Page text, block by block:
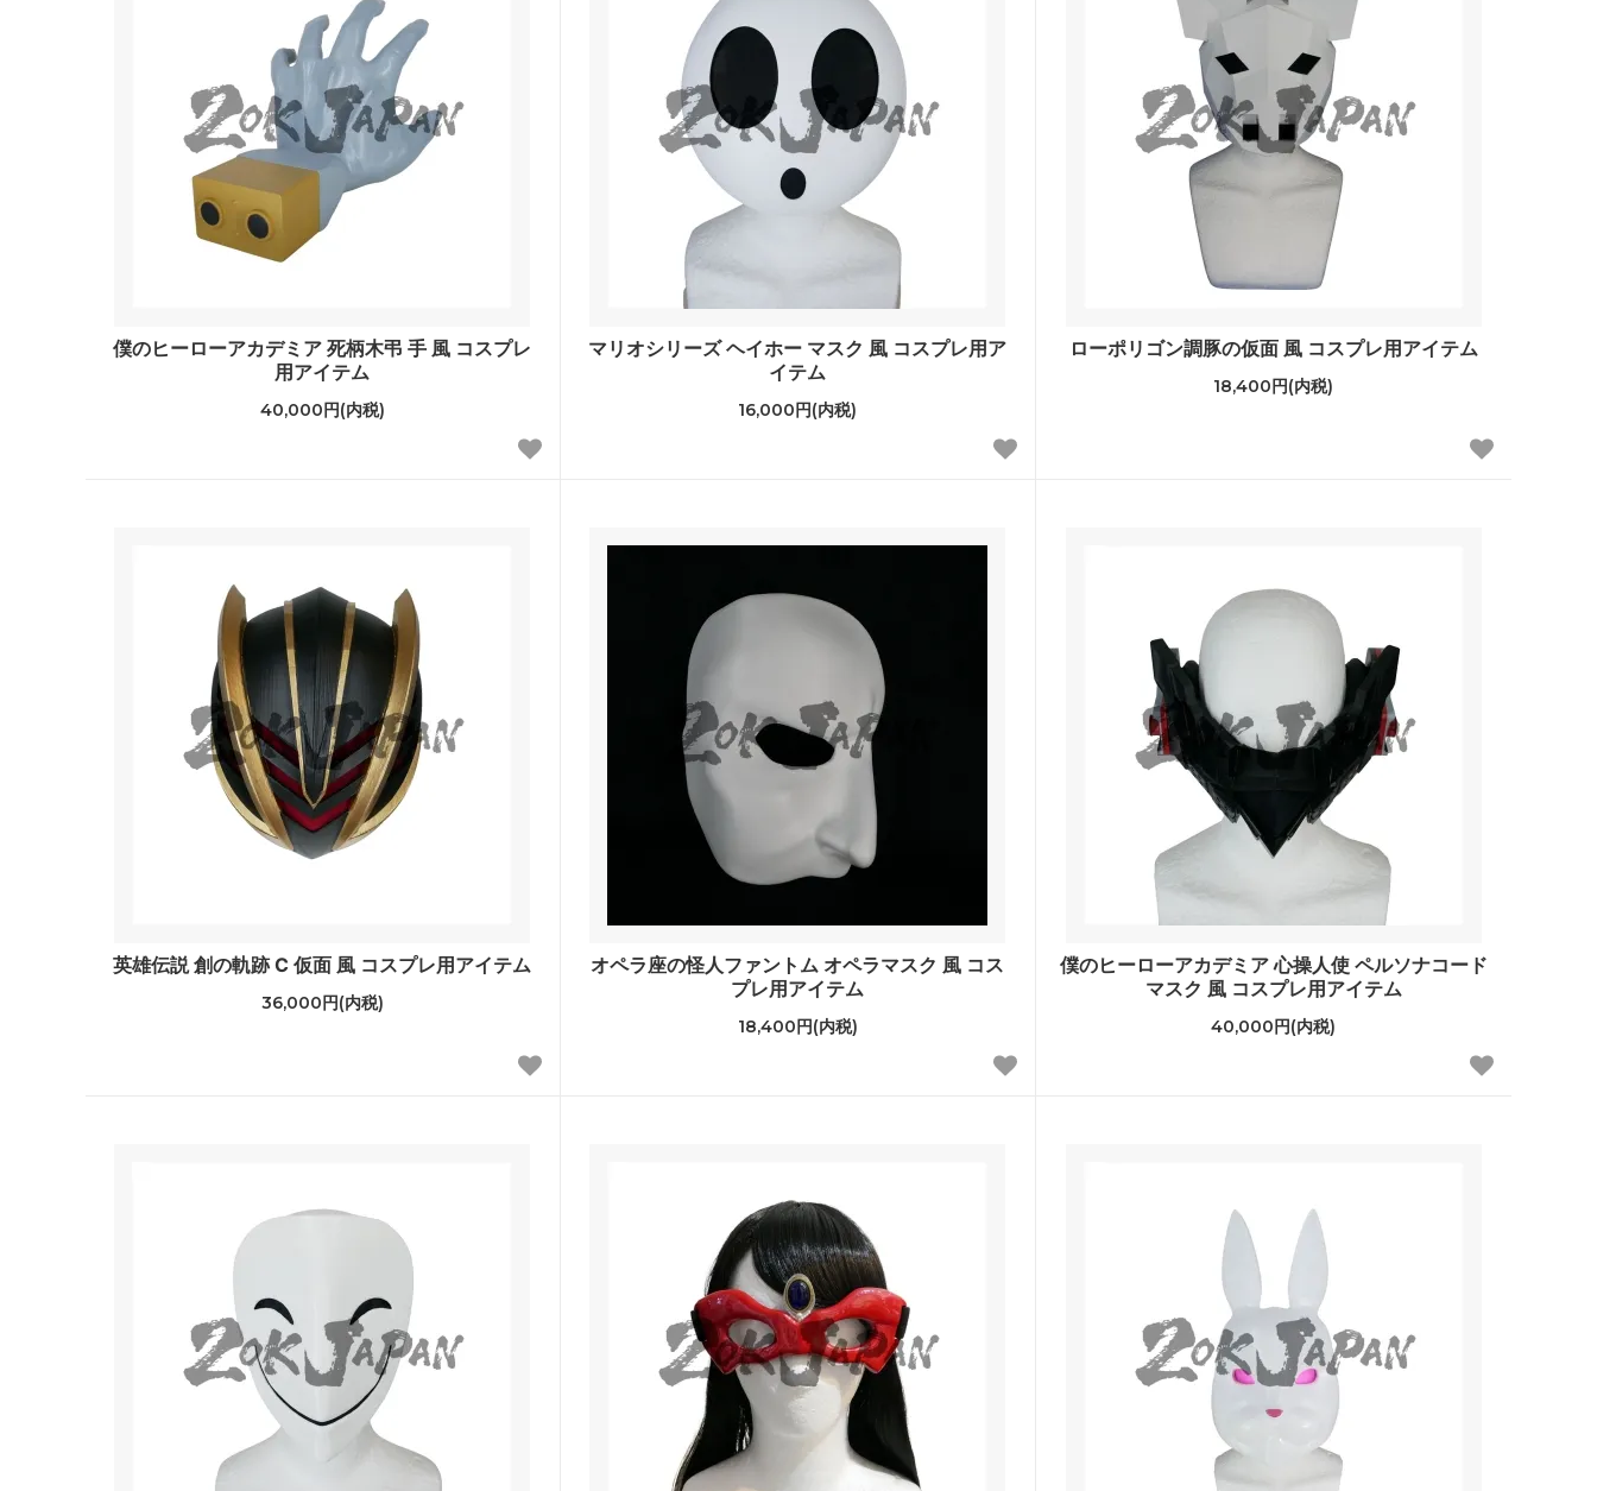
僕のヒーローアカデミア 死柄木弔 手 風 コスプレ
用アイテム
40,000円(内税)
マリオシリーズ ヘイホー マスク 風 コスプレ用ア
イテム
16,000円(内税)
ローポリゴン調豚の仮面 風 コスプレ用アイテム
18,400円(内税)
英雄伝説 創の軌跡 C 仮面 風 コスプレ用アイテム
36,000円(内税)
オペラ座の怪人ファントム オペラマスク 風 コス
プレ用アイテム
18,400円(内税)
僕のヒーローアカデミア 心操人使 ペルソナコード
マスク 風 コスプレ用アイテム
40,000円(内税)